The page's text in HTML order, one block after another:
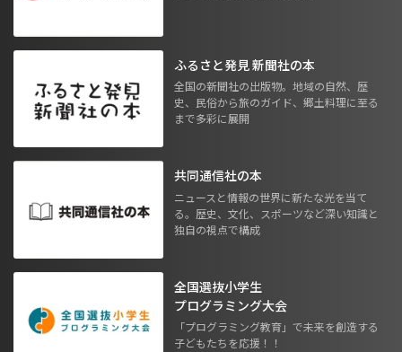
ふるさと発見 新聞社の本
全国の新聞社の出版物。地域の自然、歴
史、民俗から旅のガイド、郷土料理に至る
まで多彩に展開
共同通信社の本
ニュースと情報の世界に新たな光を当て
る。歴史、文化、スポーツなど深い知識と
独自の視点で構成
全国選抜小学生
プログラミング大会
「プログラミング教育」で未来を創造する
子どもたちを応援！！